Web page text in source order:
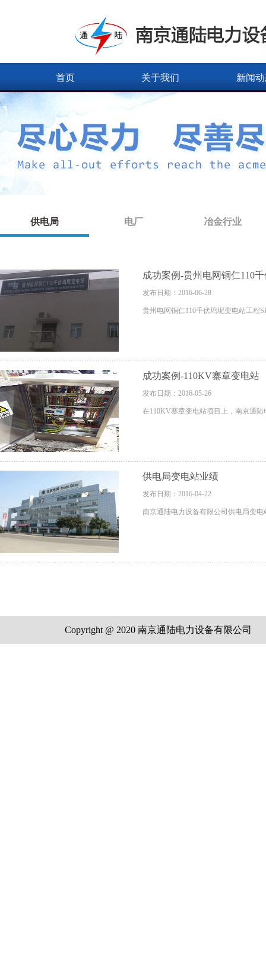
首页 关于我们 新闻
供电局 电厂 冶金行业
成功案例-贵州电网铜仁110
发布日期：2016-06-28
贵州电网铜仁110千伏坞坭变电站工程
成功案例-110KV寨章变电站
发布日期：2016-05-26
在110KV寨章变电站项目上，南京通
供电局变电站业绩
发布日期：2016-04-22
南京通陆电力设备有限公司供电局变电
Copyright @ 2020 南京通陆电力设备有限公司